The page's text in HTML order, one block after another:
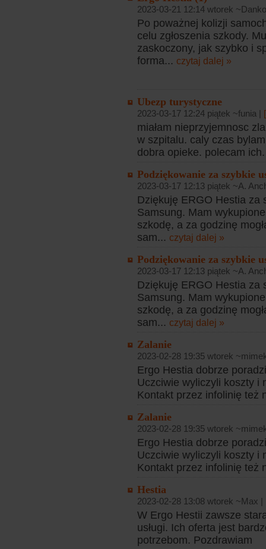
2023-03-21 12:14 wtorek
Po poważnej kolizji
celu zgłoszenia szkody.
zaskoczony, jak szybko i
forma... czytaj dalej »
Ubezp turystyczne
2023-03-17 12:24 piątek ~funia |
miałam nieprzyjemnosc
w szpitalu. caly czas
dobra opieke. polecam ich.
Podziękowanie za szybkie
2023-03-17 12:13 piątek ~A.
Dziękuję ERGO Hestia za
Samsung. Mam
szkodę, a za godzinę
sam... czytaj dalej »
Podziękowanie za szybkie
2023-03-17 12:13 piątek ~A.
Dziękuję ERGO Hestia za
Samsung. Mam
szkodę, a za godzinę
sam... czytaj dalej »
Zalanie
2023-02-28 19:35 wtorek
Ergo Hestia dobrze
Uczciwie wyliczyli koszty i
Kontakt przez infolinię też
Zalanie
2023-02-28 19:35 wtorek
Ergo Hestia dobrze
Uczciwie wyliczyli koszty i
Kontakt przez infolinię też
Hestia
2023-02-28 13:08 wtorek ~Max |
W Ergo Hestii zawsze
usługi. Ich oferta jest
potrzebom. Pozdrawiam